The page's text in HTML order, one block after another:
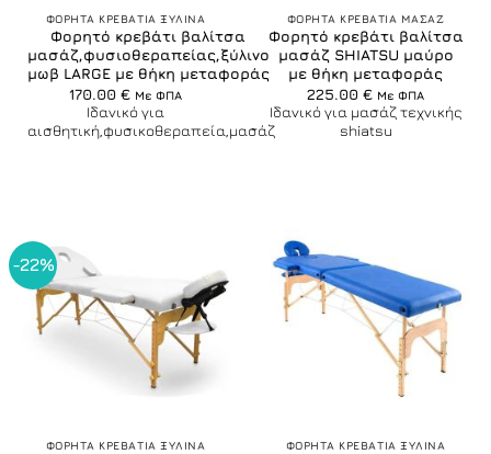
ΦΟΡΗΤΑ ΚΡΕΒΑΤΙΑ ΞΥΛΙΝΑ
Φορητό κρεβάτι βαλίτσα
μασάζ,φυσιοθεραπείας,ξύλινο
μωβ LARGE με θήκη μεταφοράς
170.00 € Με ΦΠΑ
Ιδανικό για
αισθητική,φυσικοθεραπεία,μασάζ
ΦΟΡΗΤΑ ΚΡΕΒΑΤΙΑ ΜΑΣΑΖ
Φορητό κρεβάτι βαλίτσα
μασάζ SHIATSU μαύρο
με θήκη μεταφοράς
225.00 € Με ΦΠΑ
Ιδανικό για μασάζ τεχνικής
shiatsu
-22%
ΦΟΡΗΤΑ ΚΡΕΒΑΤΙΑ ΞΥΛΙΝΑ ΦΟΡΗΤΑ ΚΡΕΒΑΤΙΑ ΞΥΛΙΝΑ